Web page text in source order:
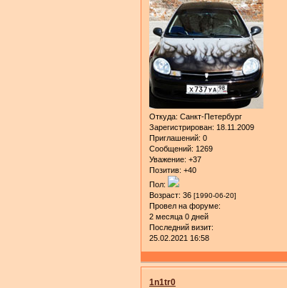
Откуда: Санкт-Петербург
Зарегистрирован: 18.11.2009
Приглашений: 0
Сообщений: 1269
Уважение: +37
Позитив: +40
Пол:
Возраст: 36 [1990-06-20]
Провел на форуме:
2 месяца 0 дней
Последний визит:
25.02.2021 16:58
1n1tr0